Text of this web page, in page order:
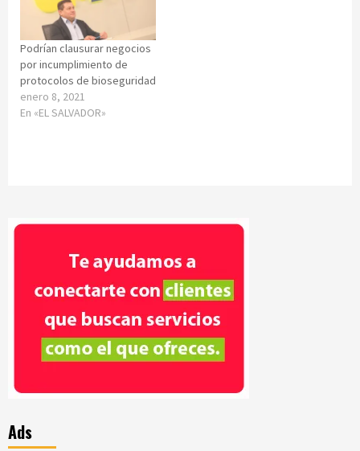
Podrían clausurar negocios
por incumplimiento de
protocolos de bioseguridad
enero 8, 2021
En «EL SALVADOR»
Ads